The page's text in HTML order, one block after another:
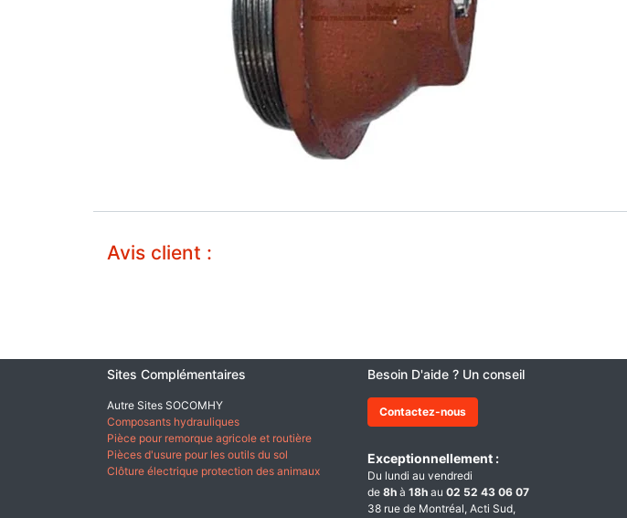
Avis client :
Sites Complémentaires
Autre Sites SOCOMHY
Composants hydrauliques
Pièce pour remorque agricole et routière
Pièces d'usure pour les outils du sol
Clôture électrique protection des animaux
Besoin D'aide ? Un conseil
Contactez-nous
Exceptionnellement :
Du lundi au vendredi
de 8h à 18h au 02 52 43 06 07
38 rue de Montréal, Acti Sud,